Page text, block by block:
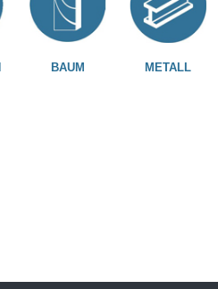
BAUM METALL